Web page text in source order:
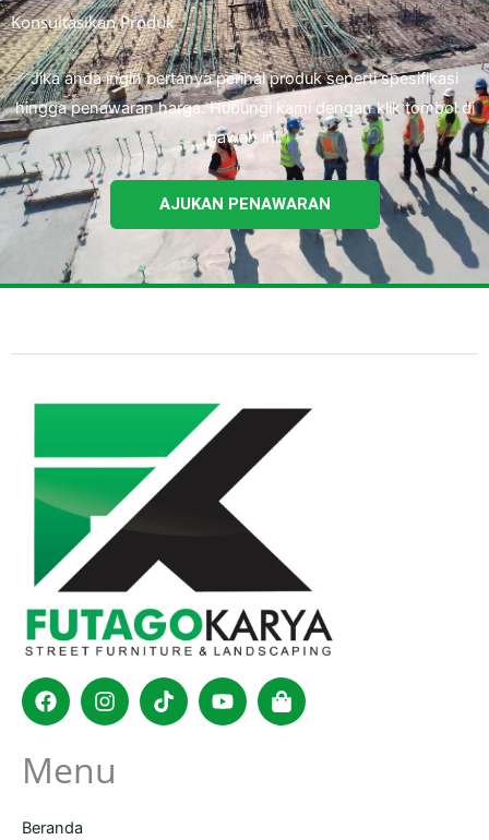
Konsultasikan Produk
Jika anda ingin bertanya perihal produk seperti spesifikasi
hingga penawaran harga. Hubungi kami dengan klik tombol di
bawah ini.
AJUKAN PENAWARAN
FacebookInstagram
TiktokYoutubeShopping-
bag
Menu
Beranda